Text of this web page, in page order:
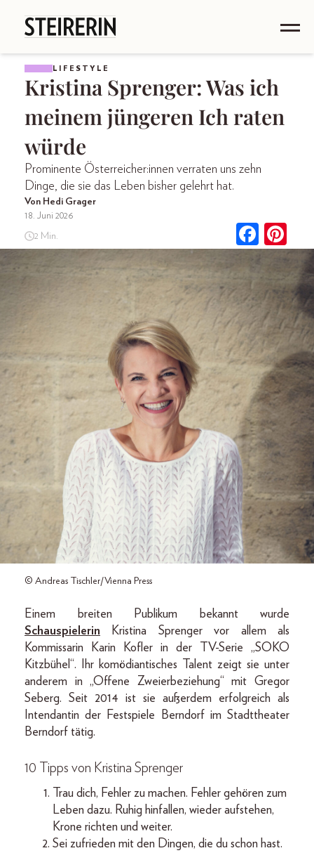
LIFESTYLE
Kristina Sprenger: Was ich
meinem jüngeren Ich raten
würde
Prominente Österreicher:innen verraten uns zehn
Dinge, die sie das Leben bisher gelehrt hat.
Von Hedi Grager
18. Juni 2026
2 Min.
© Andreas Tischler/Vienna Press
Einem breiten Publikum bekannt wurde
Schauspielerin Kristina Sprenger vor allem als
Kommissarin Karin Kofler in der TV-Serie „SOKO
Kitzbühel“. Ihr komödiantisches Talent zeigt sie unter
anderem in „Offene Zweierbeziehung“ mit Gregor
Seberg. Seit 2014 ist sie außerdem erfolgreich als
Intendantin der Festspiele Berndorf im Stadttheater
Berndorf tätig.
10 Tipps von Kristina Sprenger
Trau dich, Fehler zu machen. Fehler gehören zum
Leben dazu. Ruhig hinfallen, wieder aufstehen,
Krone richten und weiter.
Sei zufrieden mit den Dingen, die du schon hast.